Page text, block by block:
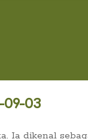
03
Ia dikenal